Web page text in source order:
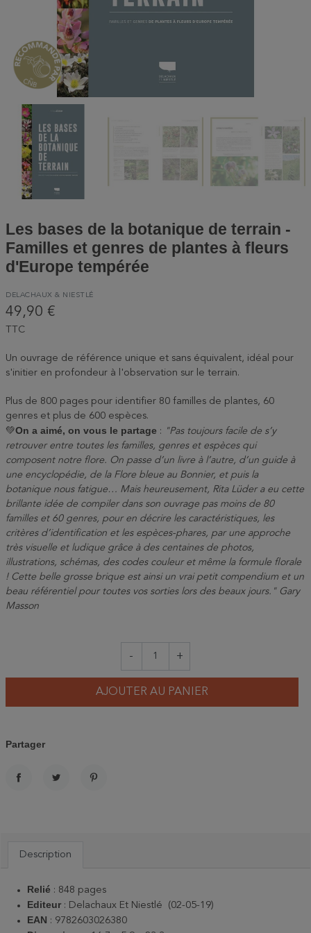
Les bases de la botanique de terrain -
Familles et genres de plantes à fleurs
d'Europe tempérée
DELACHAUX & NIESTLÉ
49,90 €
TTC
Un ouvrage de référence unique et sans équivalent, idéal pour
s'initier en profondeur à l'observation sur le terrain.
Plus de 800 pages pour identifier 80 familles de plantes, 60
genres et plus de 600 espèces.
💚On a aimé, on vous le partage :
"Pas toujours facile de s’y
retrouver entre toutes les familles, genres et espèces qui
composent notre flore. On passe d’un livre à l’autre, d’un guide à
une encyclopédie, de la Flore bleue au Bonnier, et puis la
botanique nous fatigue… Mais heureusement, Rita Lüder a eu cette
brillante idée de compiler dans son ouvrage pas moins de 80
familles et 60 genres, pour en décrire les caractéristiques, les
critères d’identification et les espèces-phares, par une approche
très visuelle et ludique grâce à des centaines de photos,
illustrations, schémas, des codes couleur et même la formule florale
! Cette belle grosse brique est ainsi un vrai petit compendium et un
beau référentiel pour toutes vos sorties lors des beaux jours." Gary
Masson
- +
AJOUTER AU PANIER
Partager
Description
Relié : 848 pages
Editeur : Delachaux Et Niestlé (02-05-19)
EAN : 9782603026380